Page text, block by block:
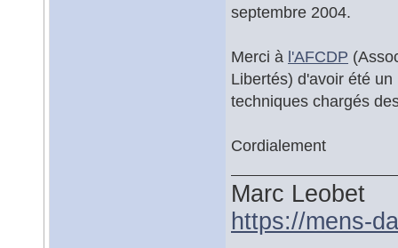
septembre 2004.
Merci à l'AFCDP
Libertés) d'avoir été
techniques chargés
Cordialement
Marc Leobet
https://mens-